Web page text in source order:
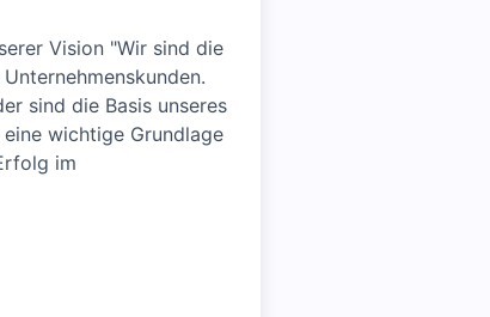
Vision "Wir sind die
sind die Basis unseres
wichtige Grundlage
im